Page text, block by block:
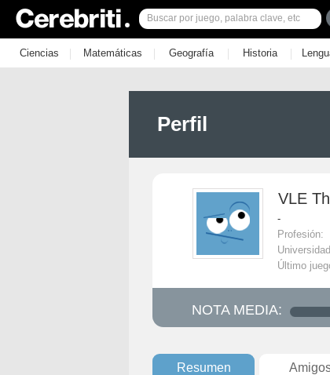
Ciencias | Matemáticas | Geografía | Historia |
Perfil
VLE
-
Profesión:
Último
NOTA MEDIA:
Resumen